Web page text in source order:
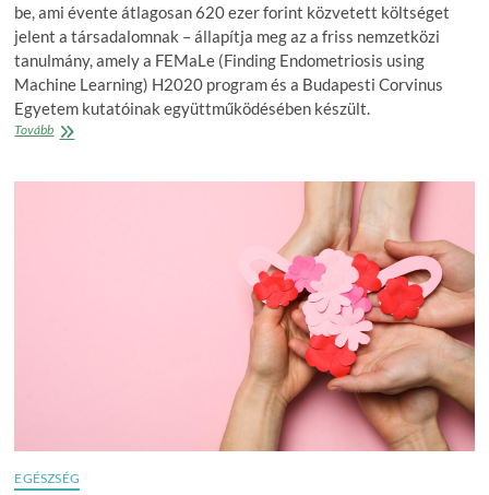
be, ami évente átlagosan 620 ezer forint közvetett költséget
jelent a társadalomnak – állapítja meg az a friss nemzetközi
tanulmány, amely a FEMaLe (Finding Endometriosis using
Machine Learning) H2020 program és a Budapesti Corvinus
Egyetem kutatóinak együttműködésében készült.
TovábbAz
EGÉSZSÉG